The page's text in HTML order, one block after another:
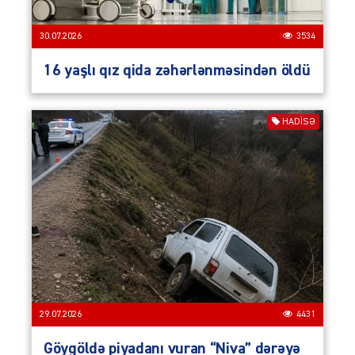
30.07.2026 3534
16 yaşlı qız qida zəhərlənməsindən öldü
HADISƏ
29.07.2026 4431
Göygöldə piyadanı vuran “Niva” dərəyə